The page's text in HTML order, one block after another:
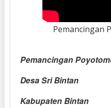
Pemancingan
Pemancingan
Desa Sri Bintan
Kabupaten Bintan